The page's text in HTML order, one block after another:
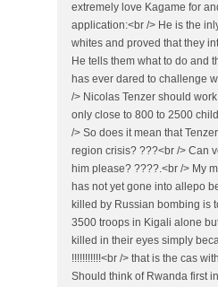
extremely love Kagame for
application:<br /> He is the
whites and proved that they
He tells them what to do and
has ever dared to challenge
/> Nicolas Tenzer should
only close to 800 to 2500
/> So does it mean that
region crisis? ???<br /> Can
him please? ????.<br /> My
has not yet gone into allepo
killed by Russian bombing is
3500 troops in Kigali alone
killed in their eyes simply
!!!!!!!!!!!<br /> that is the cas
Should think of Rwanda first